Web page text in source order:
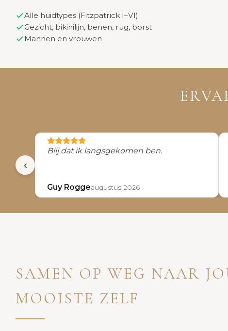
Alle huidtypes (Fitzpatrick I–VI)
Gezicht, bikinilijn, benen, rug, borst
Mannen en vrouwen
‹
Blij dat ik langsgekomen ben.
Guy Roggeaugustus 2026
SAMEN OP WEG NAAR
MOOISTE ZELF